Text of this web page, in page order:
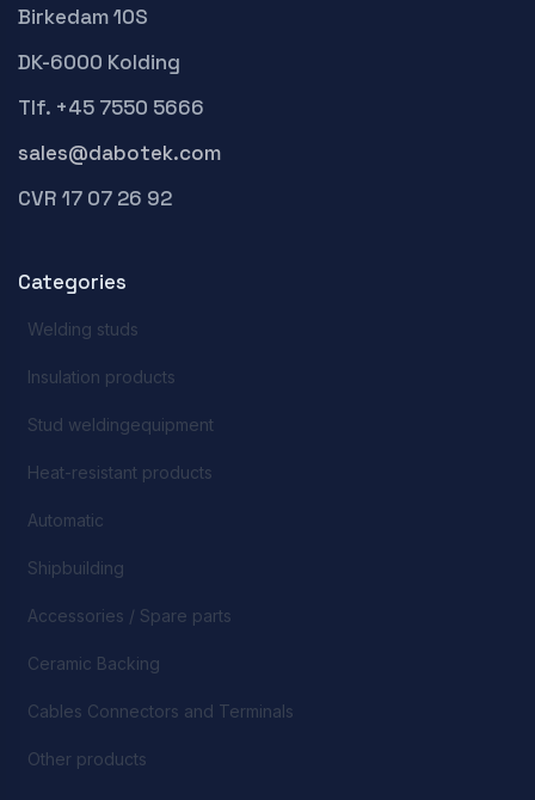
Birkedam 10S
DK-6000 Kolding
Tlf. +45 7550 5666
sales@dabotek.com
CVR 17 07 26 92
Categories
Welding studs
Insulation products
Stud weldingequipment
Heat-resistant products
Automatic
Shipbuilding
Accessories / Spare parts
Ceramic Backing
Cables Connectors and Terminals
Other products